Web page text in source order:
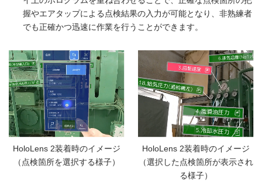
握やエアタップによる点検結果の入力が可能となり、非熟練者
でも正確かつ迅速に作業を行うことができます。
HoloLens 2装着時のイメージ
（点検箇所を選択する様子）
HoloLens 2装着時のイメージ
（選択した点検箇所が表示され
る様子）